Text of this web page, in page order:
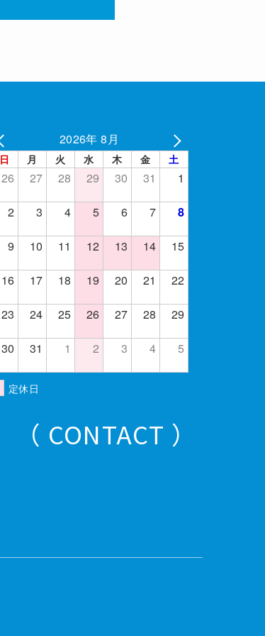
2026年 8月
日 月 火 水 木 金 土
26 27 28 29 30 31 1
2 3 4 5 6 7 8
9 10 11 12 13 14 15
16 17 18 19 20 21 22
23 24 25 26 27 28 29
30 31 1 2 3 4 5
定休日
（ CONTACT ）